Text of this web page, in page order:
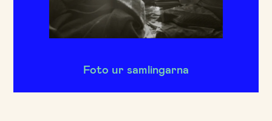
Foto ur samlingarna